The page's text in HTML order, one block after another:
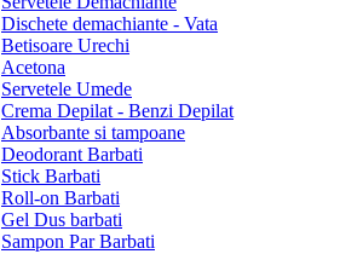
Dischete demachiante - Vata
Betisoare Urechi
Acetona
Servetele Umede
Crema Depilat - Benzi Depilat
Absorbante si tampoane
Deodorant Barbati
Stick Barbati
Roll-on Barbati
Gel Dus barbati
Sampon Par Barbati